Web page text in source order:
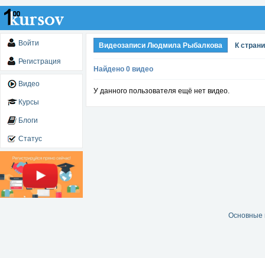
Войти
Регистрация
Видео
Курсы
Блоги
Статус
Видеозаписи Людмила Рыбалкова К
Найдено 0 видео
У данного пользователя ещё нет видео.
Основные